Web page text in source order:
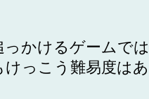
かけるゲームで
っこう難易度は